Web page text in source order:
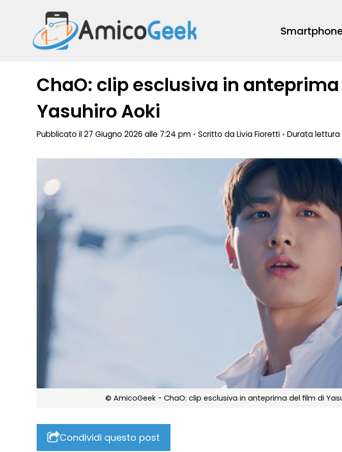
contenuto
ChaO: clip esclusiva in
Yasuhiro Aoki
Pubblicato il 27 Giugno 2026 alle 7:24 pm • Scritto daLivia Fioretti • Durata lettura
© AmicoGeek - ChaO: clip esclusiva in anteprima del film di
Condividi questo post